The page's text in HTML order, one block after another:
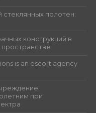
полотен:
конструкций в
is an escort agency
при